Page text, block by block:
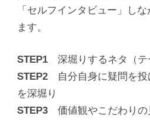
「セルフインタビュー」し
ます。
STEP1 深堀りするネタ（テ
STEP2 自分自身に疑問を投
を深堀り
STEP3 価値観やこだわりの